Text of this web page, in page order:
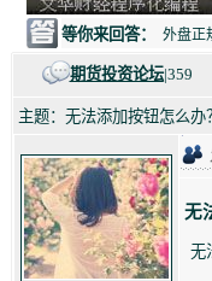
等你来回答： 外盘正
期货投资论坛|359
主题：无法添加按钮怎么
无
无